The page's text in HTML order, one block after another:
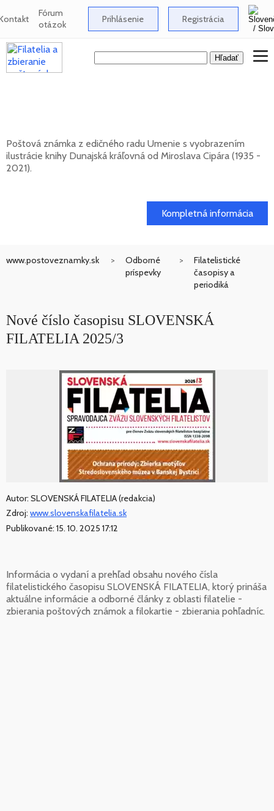
Fórum
otázok Prihlásenie Registrácia
Poštová známka z edičného radu Umenie s vyobrazením
ilustrácie knihy Dunajská kráľovná od Miroslava Cipára (1935 -
2021).
Kompletná informácia
www.postoveznamky.sk
Odborné
príspevky
Filatelistické
časopisy a
periodiká
Nové číslo časopisu SLOVENSKÁ
FILATELIA 2025/3
Autor: SLOVENSKÁ FILATELIA (redakcia)
Zdroj: www.slovenskafilatelia.sk
Publikované: 15. 10. 2025 17:12
Informácia o vydaní a prehľad obsahu nového čísla
filatelistického časopisu SLOVENSKÁ FILATELIA, ktorý prináša
aktuálne informácie a odborné články z oblasti filatelie -
zbierania poštových známok a filokartie - zbierania pohľadníc.